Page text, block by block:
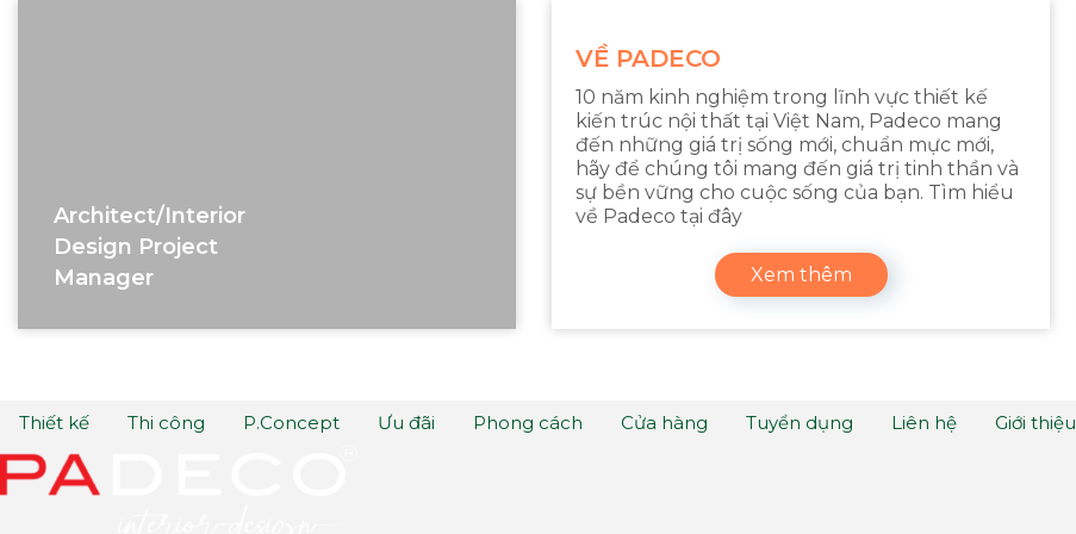
Architect/interior
Design Project
Manager
VỀ PADECO
10 năm kinh nghiệm trong lĩnh vực thiết kế
kiến trúc nội thất tại Việt Nam, Padeco mang
đến những giá trị sống mới, chuẩn mực mới,
hãy để chúng tôi mang đến giá trị tinh thần và
sự bền vững cho cuộc sống của bạn. Tìm hiểu
về Padeco tại đây
Xem thêm
Thiết kế Thi công P.Concept Ưu đãi Phong cách Cửa hàng Tuyển dụng Liên hệ Giới thiệu